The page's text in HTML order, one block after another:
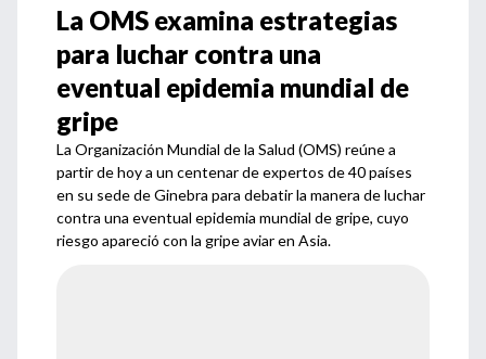
La OMS examina estrategias
para luchar contra una
eventual epidemia mundial de
gripe
La Organización Mundial de la Salud (OMS) reúne a
partir de hoy a un centenar de expertos de 40 países
en su sede de Ginebra para debatir la manera de luchar
contra una eventual epidemia mundial de gripe, cuyo
riesgo apareció con la gripe aviar en Asia.